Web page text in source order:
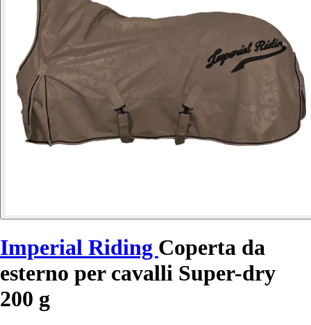
Imperial Riding Coperta da
esterno per cavalli Super-dry
200 g